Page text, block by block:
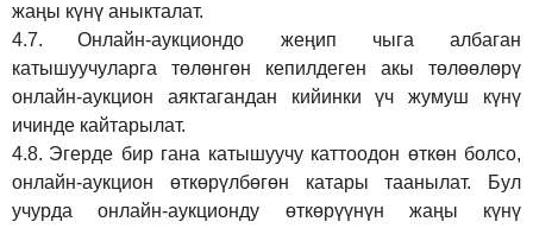
жаңы күнү аныкталат.
4.7.
Онлайн-аукциондо жеңип чыга албаган
катышуучуларга төлөнгөн кепилдеген акы төлөөлөрү
онлайн-аукцион аяктагандан кийинки үч жумуш күнү
ичинде кайтарылат.
4.8. Эгерде бир гана катышуучу каттоодон өткөн болсо,
онлайн-аукцион өткөрүлбөгөн катары таанылат.
Бул
учурда онлайн-аукционду өткөрүүнүн жаңы күнү